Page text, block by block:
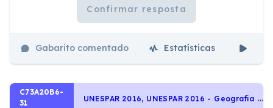
Confirmar resposta
Gabarito comentado Estatísticas
C73A20B6-
31
U
NESPAR 2016, UNESPAR 2016 - Geografia - Geografia Física, Relevo